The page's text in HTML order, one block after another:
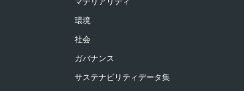
環境
社会
ガバナンス
サステナビリティデータ集